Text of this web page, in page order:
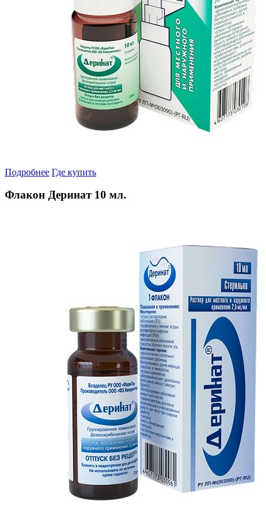
Подробнее Где купить
Флакон Деринат 10 мл.